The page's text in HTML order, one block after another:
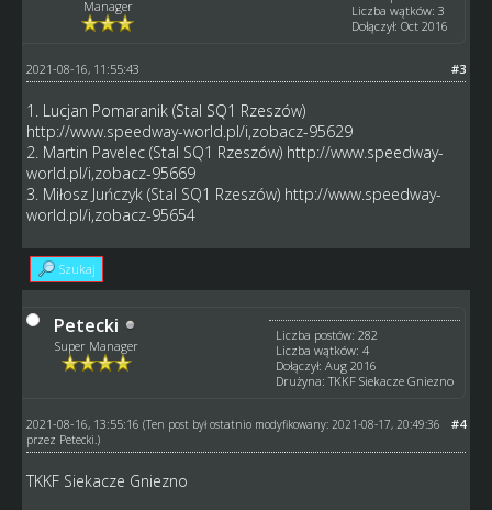
Manager
Liczba wątków: 3
Dołączył: Oct 2016
#3
2021-08-16, 11:55:43
1. Lucjan Pomaranik (Stal SQ1 Rzeszów)
http://www.speedway-world.pl/i,zobacz-95629
2. Martin Pavelec (Stal SQ1 Rzeszów) http://www.speedway-
world.pl/i,zobacz-95669
3. Miłosz Juńczyk (Stal SQ1 Rzeszów) http://www.speedway-
world.pl/i,zobacz-95654
Szukaj
Petecki
Super Manager
Liczba postów: 282
Liczba wątków: 4
Dołączył: Aug 2016
Drużyna: TKKF Siekacze Gniezno
#4
2021-08-16, 13:55:16 (Ten post był ostatnio modyfikowany: 2021-08-17, 20:49:36
przez Petecki .)
TKKF Siekacze Gniezno